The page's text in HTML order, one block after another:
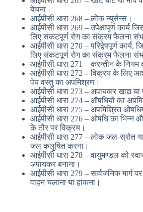
बेचना।
आईपीसी धारा 268 – लोक न्यूसेन्स।
आईपीसी धारा 269 – उपेक्षापूर्ण कार्य
लिए संकटपूर्ण रोग का संक्रम फैलना
आईपीसी धारा 270 – परिद्वेषपूर्ण
लिए संकटपूर्ण रोग का संक्रम फैलना
आईपीसी धारा 271 – करन्तीन के नियम
आईपीसी धारा 272 – विक्रय के लिए
पेय वस्तु का अपमिश्रण।
आईपीसी धारा 273 – अपायकर खाद्य
आईपीसी धारा 274 – औषधियों का
आईपीसी धारा 275 – अपमिश्रित
आईपीसी धारा 276 – ओषधि का भिन्न
के तौर पर विक्रय।
आईपीसी धारा 277 – लोक जल-स्रोत
जल कलुषित करना।
आईपीसी धारा 278 – वायुमण्डल को
अपायकर बनाना।
आईपीसी धारा 279 – सार्वजनिक मार्ग
वाहन चलाना या हांकना।